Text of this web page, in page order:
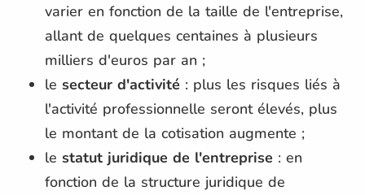
varier en fonction de la taille de l'entreprise,
allant de quelques centaines à plusieurs
milliers d'euros par an ;
le secteur d'activité : plus les risques liés à
l'activité professionnelle seront élevés, plus
le montant de la cotisation augmente ;
le statut juridique de l'entreprise : en
fonction de la structure juridique de